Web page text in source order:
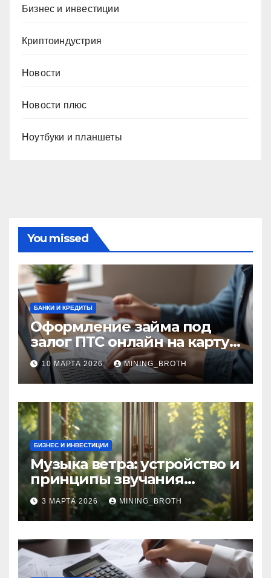
Бизнес и инвестиции
Криптоиндустрия
Новости
Новости плюс
Ноутбуки и планшеты
You missed
БАНКИ И КРЕДИТЫ
Оформление займа под
залог ПТС онлайн на карту
без визита в офис: порядок,
требования и документы
10 МАРТА 2026 MINING_BROTH
БИЗНЕС И ИНВЕСТИЦИИ
Музыка ветра: устройство и
принципы звучания
колокольчиков
3 МАРТА 2026 MINING_BROTH